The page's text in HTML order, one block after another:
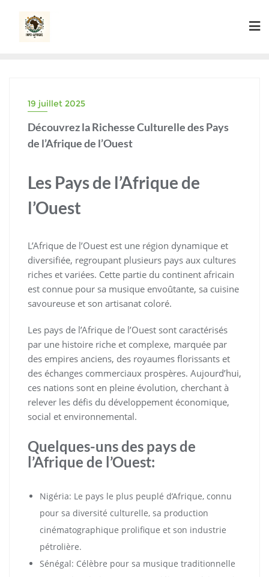
content
19 juillet 2025
Découvrez la Richesse Culturelle des Pays
de l’Afrique de l’Ouest
Les Pays de l’Afrique de
l’Ouest
L’Afrique de l’Ouest est une région dynamique et
diversifiée, regroupant plusieurs pays aux cultures
riches et variées. Cette partie du continent africain
est connue pour sa musique envoûtante, sa cuisine
savoureuse et son artisanat coloré.
Les pays de l’Afrique de l’Ouest sont caractérisés
par une histoire riche et complexe, marquée par
des empires anciens, des royaumes florissants et
des échanges commerciaux prospères. Aujourd’hui,
ces nations sont en pleine évolution, cherchant à
relever les défis du développement économique,
social et environnemental.
Quelques-uns des pays de
l’Afrique de l’Ouest:
Nigéria: Le pays le plus peuplé d’Afrique, connu
pour sa diversité culturelle, sa production
cinématographique prolifique et son industrie
pétrolière.
Sénégal: Célèbre pour sa musique traditionnelle